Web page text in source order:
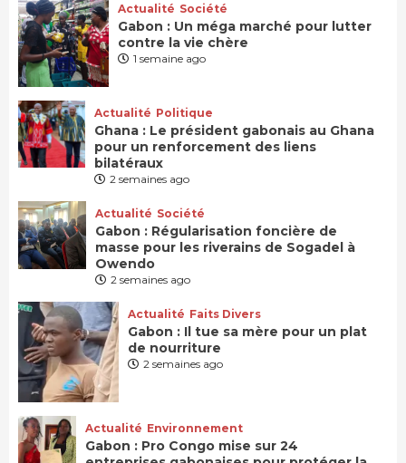
Actualité Société
Gabon : Un méga marché pour lutter
contre la vie chère
1 semaine ago
Actualité Politique
Ghana : Le président gabonais au Ghana
pour un renforcement des liens
bilatéraux
2 semaines ago
Actualité Société
Gabon : Régularisation foncière de
masse pour les riverains de Sogadel à
Owendo
2 semaines ago
Actualité Faits Divers
Gabon : Il tue sa mère pour un plat
de nourriture
2 semaines ago
Actualité Environnement
Gabon : Pro Congo mise sur 24